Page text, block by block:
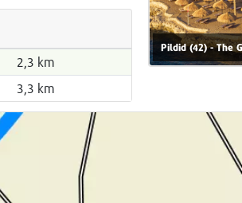
2,3 km
3,3 km
Pildid (42) - The